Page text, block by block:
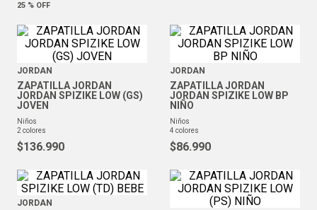
25 % OFF
JORDAN
ZAPATILLA JORDAN
JORDAN SPIZIKE LOW (GS)
JOVEN
niños
2 colores
$136.990
JORDAN
ZAPATILLA JORDAN
JORDAN SPIZIKE LOW BP
NIÑO
niños
4 colores
$86.990
JORDAN